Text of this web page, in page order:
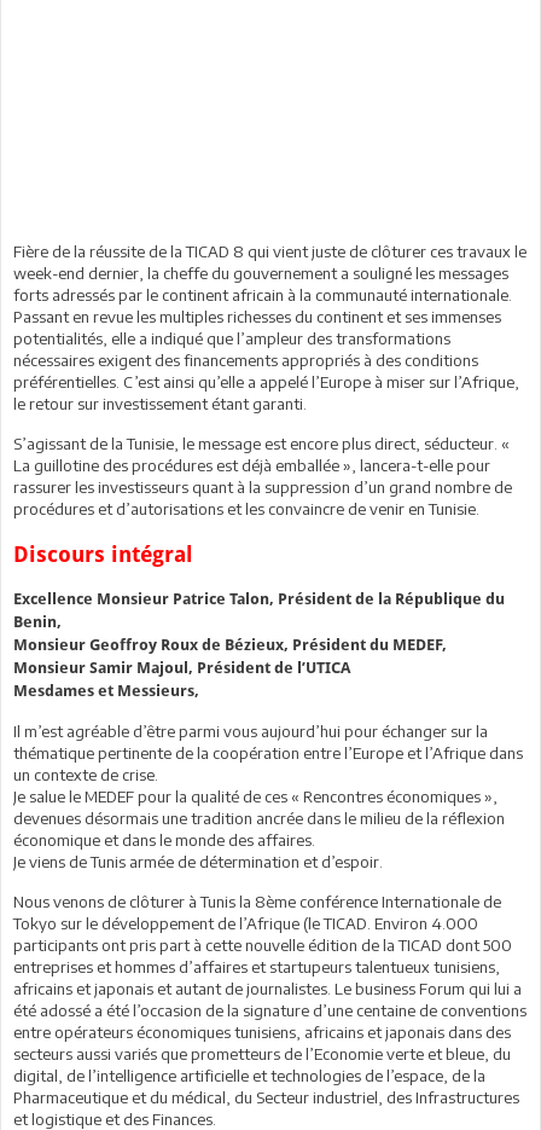
Fière de la réussite de la TICAD 8 qui vient juste de clôturer ces travaux le
week-end dernier, la cheffe du gouvernement a souligné les messages
forts adressés par le continent africain à la communauté internationale.
Passant en revue les multiples richesses du continent et ses immenses
potentialités, elle a indiqué que l’ampleur des transformations
nécessaires exigent des financements appropriés à des conditions
préférentielles. C’est ainsi qu’elle a appelé l’Europe à miser sur l’Afrique,
le retour sur investissement étant garanti.
S’agissant de la Tunisie, le message est encore plus direct, séducteur. «
La guillotine des procédures est déjà emballée », lancera-t-elle pour
rassurer les investisseurs quant à la suppression d’un grand nombre de
procédures et d’autorisations et les convaincre de venir en Tunisie.
Discours intégral
Excellence Monsieur Patrice Talon, Président de la République du
Benin,
Monsieur Geoffroy Roux de Bézieux, Président du MEDEF,
Monsieur Samir Majoul, Président de l’UTICA
Mesdames et Messieurs,
Il m’est agréable d’être parmi vous aujourd’hui pour échanger sur la
thématique pertinente de la coopération entre l’Europe et l’Afrique dans
un contexte de crise.
Je salue le MEDEF pour la qualité de ces « Rencontres économiques »,
devenues désormais une tradition ancrée dans le milieu de la réflexion
économique et dans le monde des affaires.
Je viens de Tunis armée de détermination et d’espoir.
Nous venons de clôturer à Tunis la 8ème conférence Internationale de
Tokyo sur le développement de l’Afrique (le TICAD. Environ 4.000
participants ont pris part à cette nouvelle édition de la TICAD dont 500
entreprises et hommes d’affaires et startupeurs talentueux tunisiens,
africains et japonais et autant de journalistes. Le business Forum qui lui a
été adossé a été l’occasion de la signature d’une centaine de conventions
entre opérateurs économiques tunisiens, africains et japonais dans des
secteurs aussi variés que prometteurs de l’Economie verte et bleue, du
digital, de l’intelligence artificielle et technologies de l’espace, de la
Pharmaceutique et du médical, du Secteur industriel, des Infrastructures
et logistique et des Finances.